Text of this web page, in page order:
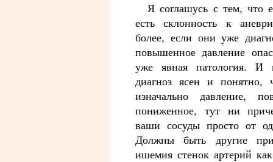
Я соглашусь с тем, что
есть склонность к
более, если они уже
повышенное давление
уже явная патология. И
диагноз ясен и понятно,
изначально давление,
пониженное, тут ни
ваши сосуды просто от
Должны быть другие
ишемия стенок артерий